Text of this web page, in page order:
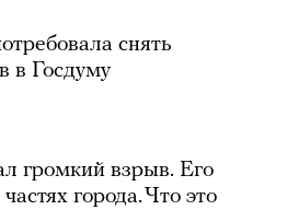
снять
в Госдуму
громкий взрыв. Его
города. Что это